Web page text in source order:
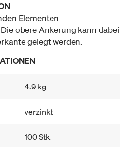
Elementen
obere Ankerung kann dabei
gelegt werden.
4.9 kg
verzinkt
100 Stk.